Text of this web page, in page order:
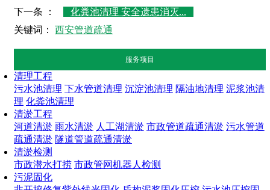
下一条 ：
化粪池清理 安全遗患消灭...
关键词： 西安管道疏通
服务项目
清理工程
污水池清理 下水管道清理 沉淀池清理 隔油地清理 泥浆池清
理 化粪池清理
清淤工程
河道清淤 雨水清淤 人工湖清淤 市政管道疏通清淤 污水管道
疏通清淤 隧道管道疏通清淤
清淤检测
市政潜水打捞 市政管网机器人检测
污泥固化